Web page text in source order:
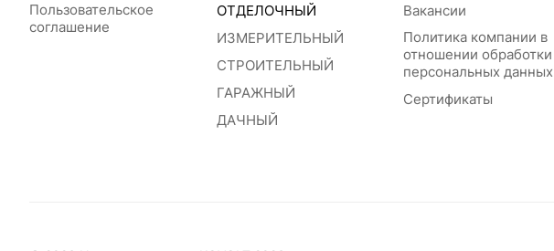
Пользовательское
соглашение
ОТДЕЛОЧНЫЙ
ИЗМЕРИТЕЛЬНЫЙ
СТРОИТЕЛЬНЫЙ
ГАРАЖНЫЙ
ДАЧНЫЙ
Вакансии
Политика компании в
отношении обработки
персональных данных
Сертификаты